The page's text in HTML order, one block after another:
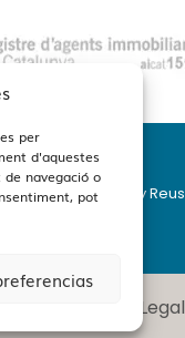
per
d'aquestes
navegació o
pot
en Barcelona y Reus
Avís Legal